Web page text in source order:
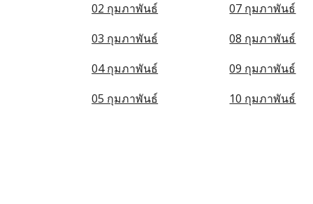
02 กุมภาพันธ์
03 กุมภาพันธ์
04 กุมภาพันธ์
05 กุมภาพันธ์
07 กุมภาพันธ์
08 กุมภาพันธ์
09 กุมภาพันธ์
10 กุมภาพันธ์